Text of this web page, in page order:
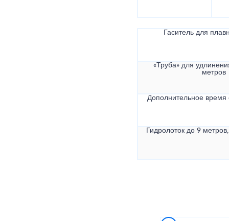
Гаситель для
«Труба» для
метров
Дополнительное
Гидролоток до 9